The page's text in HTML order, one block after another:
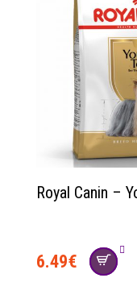
Royal Canin –
6.49€